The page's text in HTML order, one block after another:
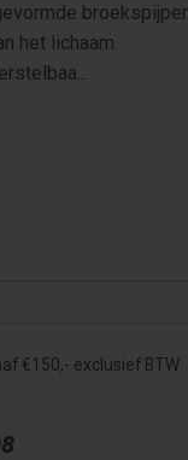
het lichaam.
€150,- exclusief BTW